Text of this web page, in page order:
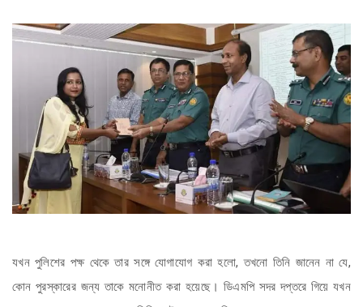
যখন পুলিশের পক্ষ থেকে তার সঙ্গে যোগাযোগ করা হলো, তখনো তিনি জানেন না যে,
কোন পুরস্কারের জন্য তাকে মনোনীত করা হয়েছে। ডিএমপি সদর দপ্তরে গিয়ে যখন